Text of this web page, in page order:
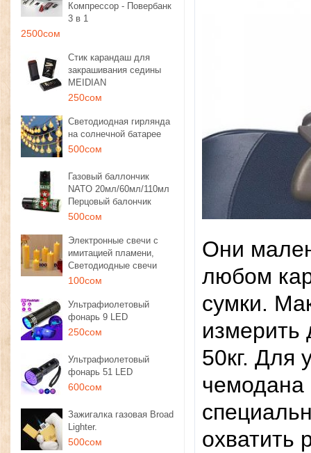
Компрессор - Повербанк
3 в 1
2500сом
Стик карандаш для
закрашивания седины
MEIDIAN
250сом
Светодиодная гирлянда
на солнечной батарее
500сом
Газовый баллончик
NATO 20мл/60мл/110мл
Перцовый балончик
500сом
Электронные свечи с
имитацией пламени,
Светодиодные свечи
100сом
Ультрафиолетовый
фонарь 9 LED
250сом
Ультрафиолетовый
фонарь 51 LED
600сом
Зажигалка газовая Broad
Lighter.
500сом
Они
любом
сумки.
50кг. Для
чемодана
охватить